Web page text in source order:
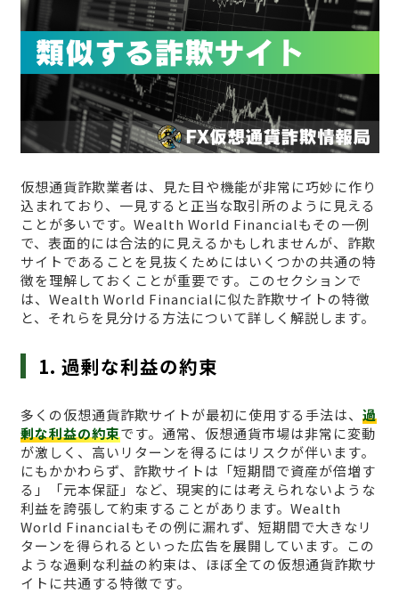
仮想通貨詐欺業者は、見た目や機能が非常に巧妙に作り
込まれており、一見すると正当な取引所のように見える
ことが多いです。Wealth World Financialもその一例
で、表面的には合法的に見えるかもしれませんが、詐欺
サイトであることを見抜くためにはいくつかの共通の特
徴を理解しておくことが重要です。このセクションで
は、Wealth World Financialに似た詐欺サイトの特徴
と、それらを見分ける方法について詳しく解説します。
1. 過剰な利益の約束
多くの仮想通貨詐欺サイトが最初に使用する手法は、 過
剰な利益の約束です。通常、仮想通貨市場は非常に変動
が激しく、高いリターンを得るにはリスクが伴います。
にもかかわらず、詐欺サイトは「短期間で資産が倍増す
る」「元本保証」など、現実的には考えられないような
利益を誇張して約束することがあります。Wealth
World Financialもその例に漏れず、短期間で大きなリ
ターンを得られるといった広告を展開しています。この
ような過剰な利益の約束は、ほぼ全ての仮想通貨詐欺サ
イトに共通する特徴です。